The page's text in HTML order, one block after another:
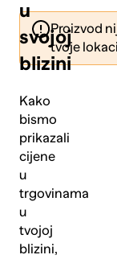
u
svojoj
blizini
Kako
bismo
prikazali
cijene
u
trgovinama
u
tvojoj
blizini,
Pošalji
Proizvod
tvoje